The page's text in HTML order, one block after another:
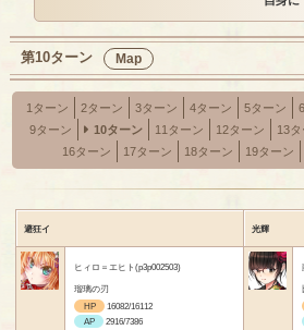
第10ターン Map
1ターン 2ターン 3ターン 4ターン 5ターン
9ターン
10ターン 11ターン 12ターン 13
16ターン
17ターン 18ターン 19ターン
避狂イ 光輝
ヒィロ＝エヒト(p3p002503)
瑠璃の刃
HP
16082/16112
AP
2916/7386